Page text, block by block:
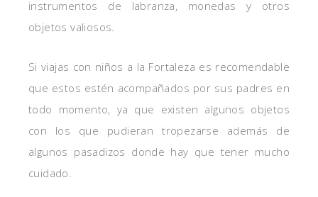
instrumentos de labranza, monedas y otros
objetos valiosos.
Si viajas con niños a la Fortaleza es recomendable
que estos estén acompañados por sus padres en
todo momento, ya que existen algunos objetos
con los que pudieran tropezarse además de
algunos pasadizos donde hay que tener mucho
cuidado.